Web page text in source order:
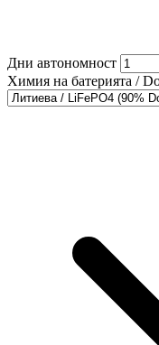
Дни автономност
Химия на батерията /